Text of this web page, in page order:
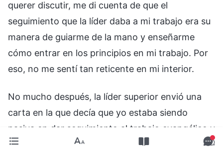
querer discutir, me di cuenta de que el
seguimiento que la líder daba a mi trabajo era su
manera de guiarme de la mano y enseñarme
cómo entrar en los principios en mi trabajo. Por
eso, no me sentí tan reticente en mi interior.
No mucho después, la líder superior envió una
carta en la que decía que yo estaba siendo
pasiva en dar seguimiento al trabajo evangélico y
que había llegado a desatender el trabajo